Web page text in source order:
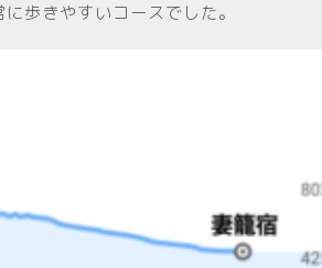
歩きやすいコースでした。